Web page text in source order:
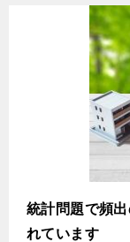
統計問題で頻
れています